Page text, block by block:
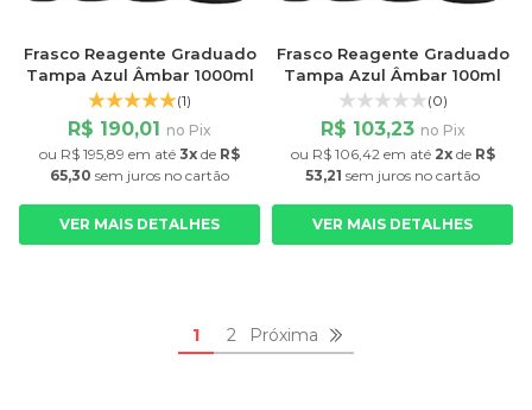
Frasco Reagente Graduado
Tampa Azul Âmbar 1000ml
(1)
R$ 190,01 no Pix
ou R$ 195,89 em até 3x de R$
65,30 sem juros no cartão
VER MAIS DETALHES
Frasco Reagente Graduado
Tampa Azul Âmbar 100ml
(0)
R$ 103,23 no Pix
ou R$ 106,42em até 2xde R$
53,21 sem juros no cartão
VER MAIS DETALHES
1 2 Próxima